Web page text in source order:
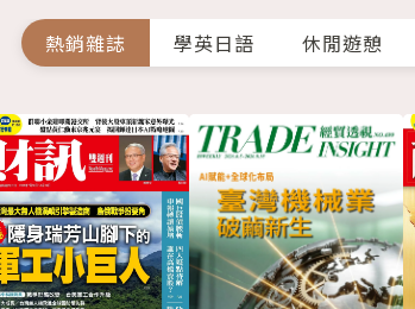
熱銷雜誌 學英日語 休閒遊憩